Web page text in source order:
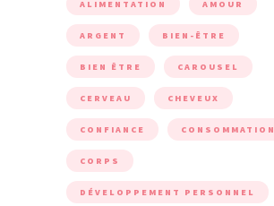
ALIMENTATION AMOUR
ARGENT BIEN-ÊTRE
BIEN ÊTRE CAROUSEL
CERVEAU CHEVEUX
CONFIANCE CONSOMMATION
CORPS
DÉVELOPPEMENT PERSONNEL